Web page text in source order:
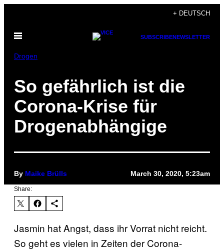
content
+ DEUTSCH
Open
SUBSCRIBENEWSLETTER
Drogen
So gefährlich ist die
Corona-Krise für
Drogenabhängige
By Maike Brülls March 30, 2020, 5:23am
Share:
Jasmin hat Angst, dass ihr Vorrat nicht reicht.
So geht es vielen in Zeiten der Corona-